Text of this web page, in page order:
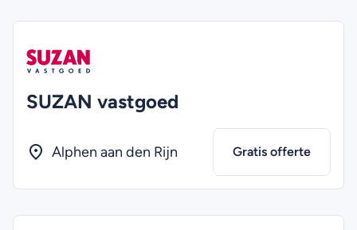
SUZAN vastgoed
Alphen aan den Rijn Gratis offerte